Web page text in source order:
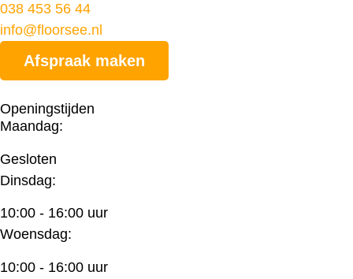
038 453 56 44
info@floorsee.nl
Afspraak maken
Openingstijden
Maandag:
Gesloten
Dinsdag:
10:00 - 16:00 uur
Woensdag:
10:00 - 16:00 uur